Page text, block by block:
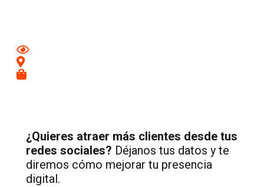
¿Quieres atraer más clientes desde tus
redes sociales? Déjanos tus datos y te
diremos cómo mejorar tu presencia
digital.